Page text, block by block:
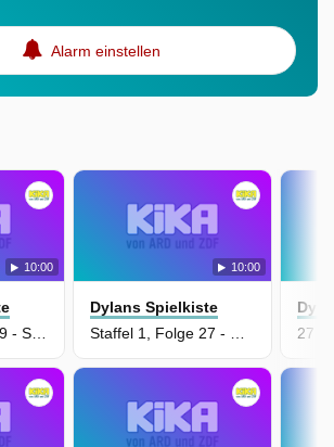
Alarm einstellen
10:00
Staffel 1, Folge 29 - Sänger
10:00
Dylans Spielkiste
Staffel 1, Folge 27 - Wetterreporter
27